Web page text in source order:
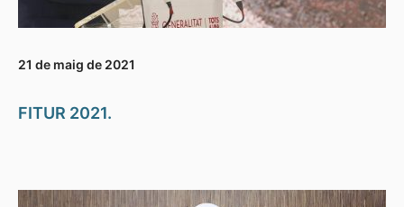
21 de maig de 2021
FITUR 2021.